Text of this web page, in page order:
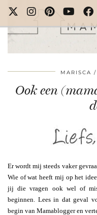
MARISCA
Ook een
Er wordt mij steeds vaker
Wie of wat heeft mij op het
jij die vragen ook wel of
beginnen. Lees in dat geval
begin van Mamablogger en